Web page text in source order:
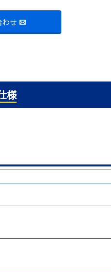
わせ
様